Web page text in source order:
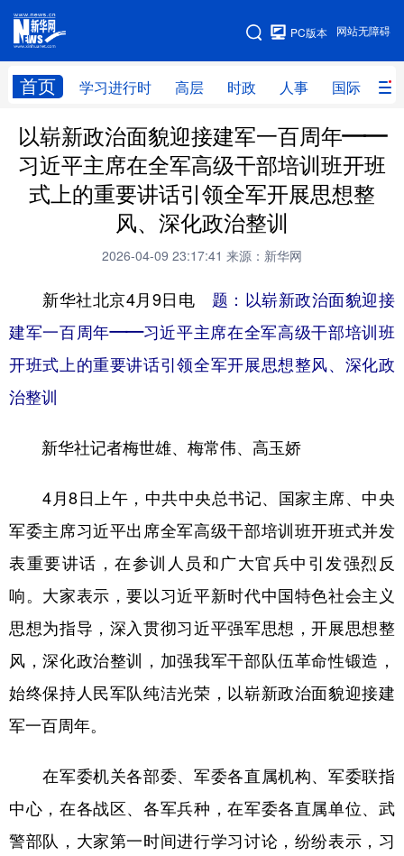
网站无障碍
PC版本
首页 学习进行时 高层 时政 人事 国际 财
网站地图
学习进行时 高层 时政 人事
国际 财经 网评 港澳
思客智库 全球连线
科创 量子
访谈 视频 图片 政务
法律 中央文件 金融 汽车
食品
学术中国 乡村振兴 银龄
亚太网
文化产业
地方频道
北京 天津 河北 山西
辽宁
浙江 安徽 福建 江西
山东 河南 湖北 湖南
广东 广西 海南 重庆
以崭新政治面貌迎接建军一百周年——
习近平主席在全军高级干部培训班开班
式上的重要讲话引领全军开展思想整
风、深化政治整训
2026-04-09 23:17:41 来源：新华网
新华社北京4月9日电 题：以崭新政治面貌迎接
建军一百周年——习近平主席在全军高级干部培训班
开班式上的重要讲话引领全军开展思想整风、深化政
治整训
新华社记者梅世雄、梅常伟、高玉娇
4月8日上午，中共中央总书记、国家主席、中央
军委主席习近平出席全军高级干部培训班开班式并发
表重要讲话，在参训人员和广大官兵中引发强烈反
响。大家表示，要以习近平新时代中国特色社会主义
思想为指导，深入贯彻习近平强军思想，开展思想整
风，深化政治整训，加强我军干部队伍革命性锻造，
始终保持人民军队纯洁光荣，以崭新政治面貌迎接建
军一百周年。
在军委机关各部委、军委各直属机构、军委联指
中心，在各战区、各军兵种，在军委各直属单位、武
警部队，大家第一时间进行学习讨论，纷纷表示，习